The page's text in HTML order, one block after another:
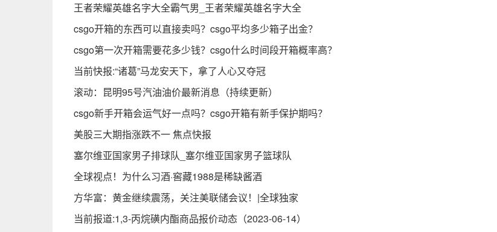
王者荣耀英雄名字大全霸气男_王者荣耀英雄名字大全
csgo开箱的东西可以直接卖吗？csgo平均多少箱子出金？
csgo第一次开箱需要花多少钱？csgo什么时间段开箱概率高？
当前快报:“诸葛”马龙安天下，拿了人心又夺冠
滚动：昆明95号汽油油价最新消息（持续更新）
csgo新手开箱会运气好一点吗？csgo开箱有新手保护期吗？
美股三大期指涨跌不一 焦点快报
塞尔维亚国家男子排球队_塞尔维亚国家男子篮球队
全球视点！为什么习酒·窖藏1988是稀缺酱酒
方华富：黄金继续震荡，关注美联储会议！|全球独家
当前报道:1,3-丙烷磺内酯商品报价动态（2023-06-14）